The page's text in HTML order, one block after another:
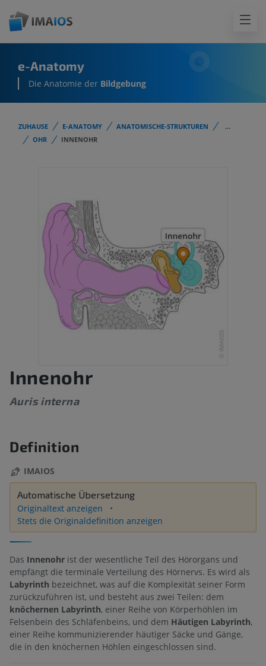
e-Anatomy
Die Anatomie der Bildgebung
ZUHAUSE E-ANATOMY ANATOMISCHE-STRUKTUREN
...
OHR
INNENOHR
Innenohr
Auris interna
Definition
IMAIOS
Automatische Übersetzung
Originaltext anzeigen
Stets die Originaldefinition anzeigen
Das Innenohr ist der wesentliche Teil des Hörorgans und
empfängt die terminale Verteilung des Hörnervs. Es wird als
Labyrinth bezeichnet, was auf die Komplexität seiner Form
zurückzuführen ist, und besteht aus zwei Teilen: dem
knöchernen Labyrinth, einer Reihe von Körperhöhlen im
Felsenbein des Schläfenbeins, und dem Häutigen Labyrinth,
einer Reihe kommunizierender häutiger Säcke und Gänge,
die in den knöchernen Höhlen eingeschlossen sind.